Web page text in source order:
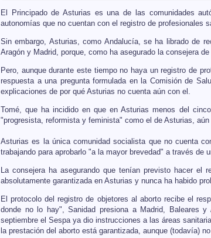
El Principado de Asturias es una de las comunidades
autonomías que no cuentan con el registro de profesionales
Sin embargo, Asturias, como Andalucía, se ha librado de
Aragón y Madrid, porque, como ha asegurado la consejera
Pero, aunque durante este tiempo no haya un registro de
respuesta a una pregunta formulada en la Comisión de
explicaciones de por qué Asturias no cuenta aún con el.
Tomé, que ha incidido en que en Asturias menos del
"progresista, reformista y feminista" como el de Asturias, aún
Asturias es la única comunidad socialista que no cuenta
trabajando para aprobarlo "a la mayor brevedad" a través de
La consejera ha asegurando que tenían previsto hacer el
absolutamente garantizada en Asturias y nunca ha habido
El protocolo del registro de objetores al aborto recibe el
donde no lo hay", Sanidad presiona a Madrid, Baleares
septiembre el Sespa ya dio instrucciones a las áreas
la prestación del aborto está garantizada, aunque (todavía)